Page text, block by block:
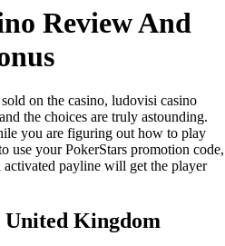
Review And
on the casino, ludovisi casino
the choices are truly astounding.
you are figuring out how to play
use your PokerStars promotion code,
payline will get the player
Kingdom